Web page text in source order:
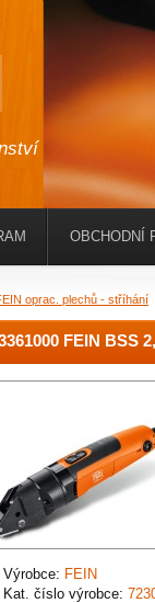
oprac. plechů - stříhání
FEIN BSS
Výrobce: FEIN
Kat. číslo výrobce:
OBCHODNÍ